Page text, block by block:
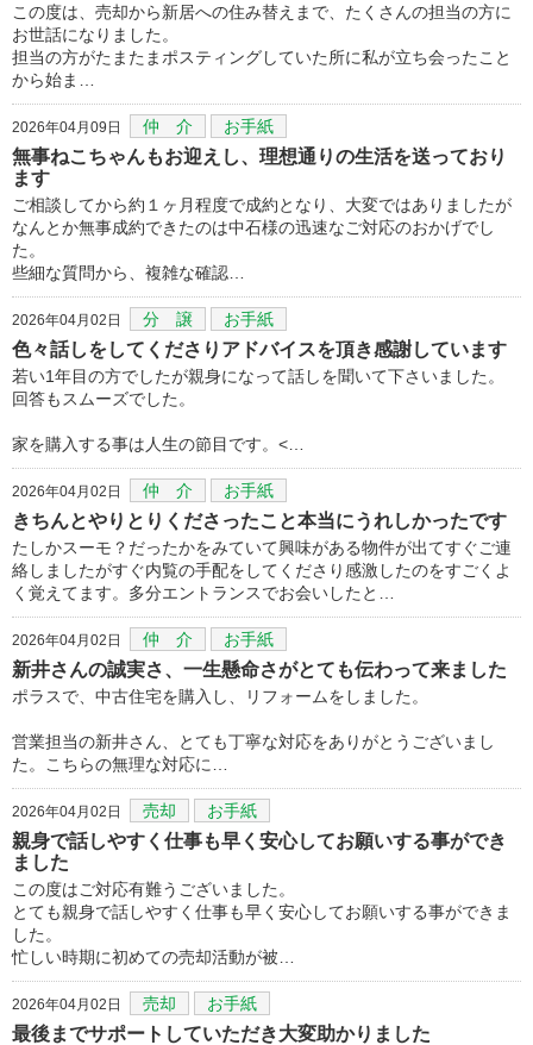
この度は、売却から新居への住み替えまで、たくさんの担当の方に
お世話になりました。
担当の方がたまたまポスティングしていた所に私が立ち会ったこと
から始ま…
2026年04月09日 仲 介 お手紙
無事ねこちゃんもお迎えし、理想通りの生活を送っており
ます
ご相談してから約１ヶ月程度で成約となり、大変ではありましたが
なんとか無事成約できたのは中石様の迅速なご対応のおかげでし
た。
些細な質問から、複雑な確認…
2026年04月02日 分 譲 お手紙
色々話しをしてくださりアドバイスを頂き感謝しています
若い1年目の方でしたが親身になって話しを聞いて下さいました。
回答もスムーズでした。
家を購入する事は人生の節目です。<…
2026年04月02日 仲 介 お手紙
きちんとやりとりくださったこと本当にうれしかったです
たしかスーモ？だったかをみていて興味がある物件が出てすぐご連
絡しましたがすぐ内覧の手配をしてくださり感激したのをすごくよ
く覚えてます。多分エントランスでお会いしたと…
2026年04月02日 仲 介 お手紙
新井さんの誠実さ、一生懸命さがとても伝わって来ました
ポラスで、中古住宅を購入し、リフォームをしました。
営業担当の新井さん、とても丁寧な対応をありがとうございまし
た。こちらの無理な対応に…
2026年04月02日 売却 お手紙
親身で話しやすく仕事も早く安心してお願いする事ができ
ました
この度はご対応有難うございました。
とても親身で話しやすく仕事も早く安心してお願いする事ができま
した。
忙しい時期に初めての売却活動が被…
2026年04月02日 売却 お手紙
最後までサポートしていただき大変助かりました